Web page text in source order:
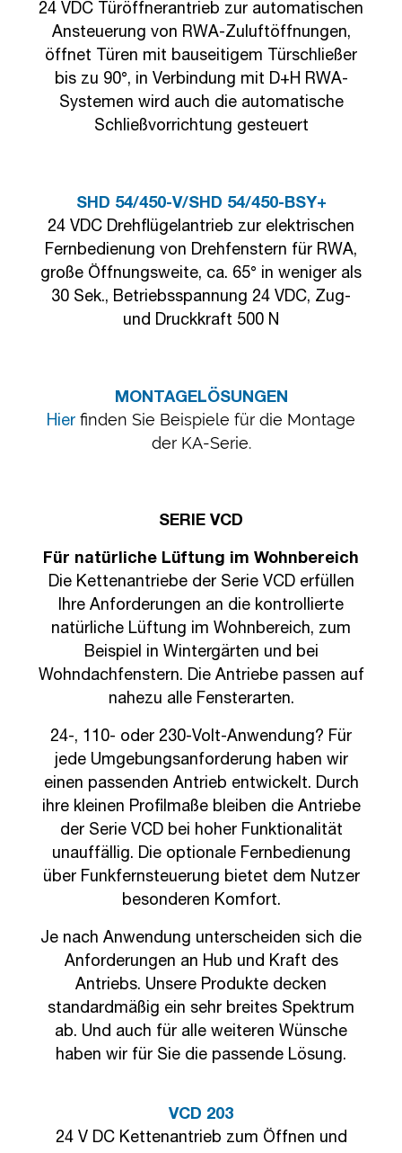
24 VDC Türöffnerantrieb zur automatischen
Ansteuerung von RWA-Zuluftöffnungen,
öffnet Türen mit bauseitigem Türschließer
bis zu 90°, in Verbindung mit D+H RWA-
Systemen wird auch die automatische
Schließvorrichtung gesteuert
SHD 54/450-V/SHD 54/450-BSY+
24 VDC Drehflügelantrieb zur elektrischen
Fernbedienung von Drehfenstern für RWA,
große Öffnungsweite, ca. 65° in weniger als
30 Sek., Betriebsspannung 24 VDC, Zug-
und Druckkraft 500 N
MONTAGELÖSUNGEN
Hier finden Sie Beispiele für die Montage
der KA-Serie.
SERIE VCD
Für natürliche Lüftung im Wohnbereich
Die Kettenantriebe der Serie VCD erfüllen
Ihre Anforderungen an die kontrollierte
natürliche Lüftung im Wohnbereich, zum
Beispiel in Wintergärten und bei
Wohndachfenstern. Die Antriebe passen auf
nahezu alle Fensterarten.
24-, 110- oder 230-Volt-Anwendung? Für
jede Umgebungsanforderung haben wir
einen passenden Antrieb entwickelt. Durch
ihre kleinen Profilmaße bleiben die Antriebe
der Serie VCD bei hoher Funktionalität
unauffällig. Die optionale Fernbedienung
über Funkfernsteuerung bietet dem Nutzer
besonderen Komfort.
Je nach Anwendung unterscheiden sich die
Anforderungen an Hub und Kraft des
Antriebs. Unsere Produkte decken
standardmäßig ein sehr breites Spektrum
ab. Und auch für alle weiteren Wünsche
haben wir für Sie die passende Lösung.
VCD 203
24 V DC Kettenantrieb zum Öffnen und